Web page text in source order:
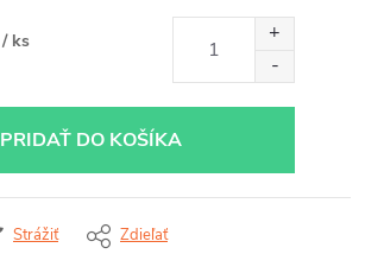
/ ks
PRIDAŤ DO KOŠÍKA
Strážiť Zdieľať